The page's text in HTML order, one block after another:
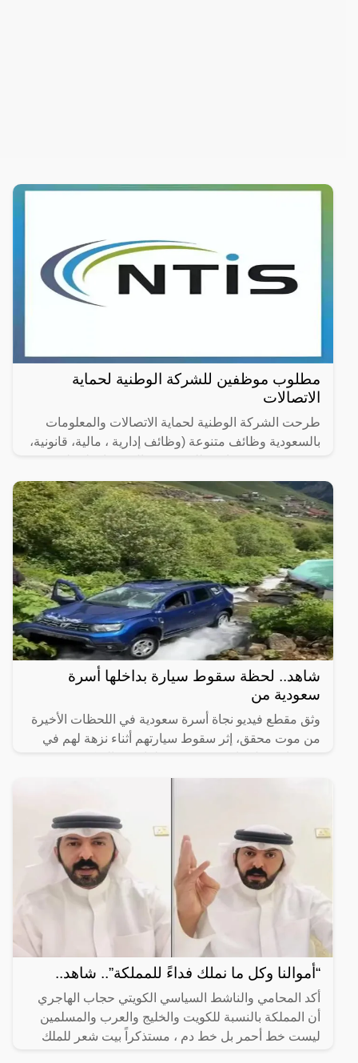
مطلوب موظفين للشركة الوطنية لحماية
الاتصالات
طرحت الشركة الوطنية لحماية الاتصالات والمعلومات
بالسعودية وظائف متنوعة (وظائف إدارية ، مالية، قانونية،
شاهد.. لحظة سقوط سيارة بداخلها أسرة
سعودية من
وثق مقطع فيديو نجاة أسرة سعودية في اللحظات الأخيرة
من موت محقق، إثر سقوط سيارتهم أثناء نزهة لهم في
“أموالنا وكل ما نملك فداءً للمملكة”.. شاهد..
أكد المحامي والناشط السياسي الكويتي حجاب الهاجري
أن المملكة بالنسبة للكويت والخليج والعرب والمسلمين
ليست خط أحمر بل خط دم ، مستذكراً بيت شعر للملك